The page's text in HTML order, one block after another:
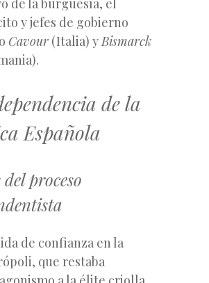
de la burguesía, el
y jefes de gobierno
Cavour (Italia) yBismarck
de la
Española
proceso
de confianza en la
que restaba